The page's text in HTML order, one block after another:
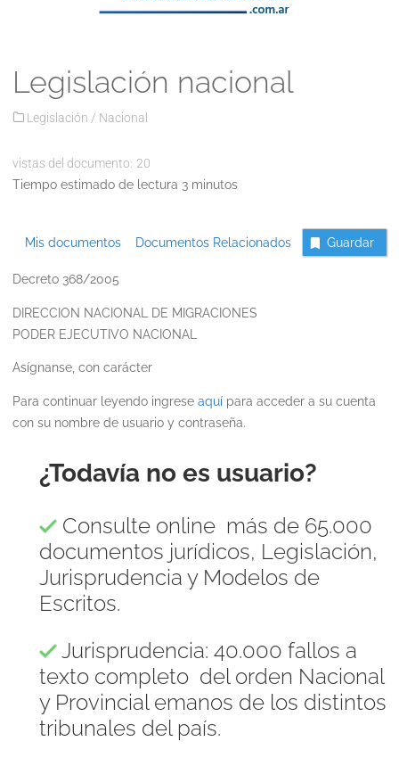
Legislación nacional
Legislación / Nacional
vistas del documento: 20
Tiempo estimado de lectura 3 minutos
Mis documentos Documentos Relacionados Guardar
Decreto 368/2005
DIRECCION NACIONAL DE MIGRACIONES
PODER EJECUTIVO NACIONAL
Asígnanse, con carácter
Para continuar leyendo ingrese aquípara acceder a su cuenta
con su nombre de usuario y contraseña.
¿Todavía no es usuario?
Consulte online más de 65.000
documentos jurídicos, Legislación,
Jurisprudencia y Modelos de
Escritos.
Jurisprudencia: 40.000 fallos a
texto completo del orden Nacional
y Provincial emanos de los distintos
tribunales del país.